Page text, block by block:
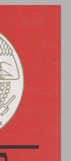
ביקורת נוסח המקרא ... 0